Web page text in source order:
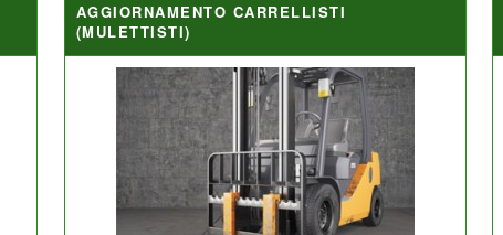
AGGIORNAMENTO CARRELLISTI
(MULETTISTI)